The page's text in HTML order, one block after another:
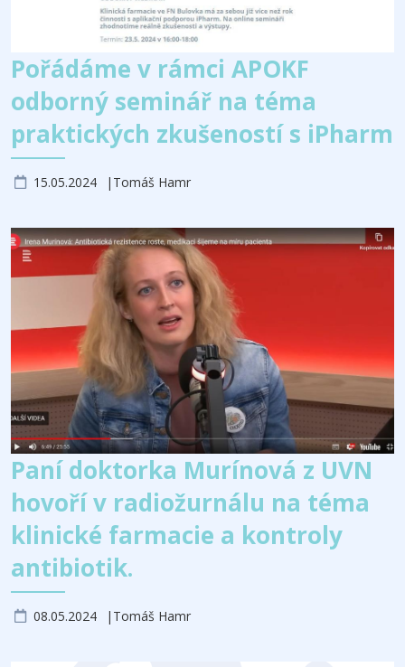
Pořádáme v rámci APOKF
odborný seminář na téma
praktických zkušeností s iPharm
15.05.2024 Tomáš Hamr
Paní doktorka Murínová z UVN
hovoří v radiožurnálu na téma
klinické farmacie a kontroly
antibiotik.
08.05.2024 Tomáš Hamr